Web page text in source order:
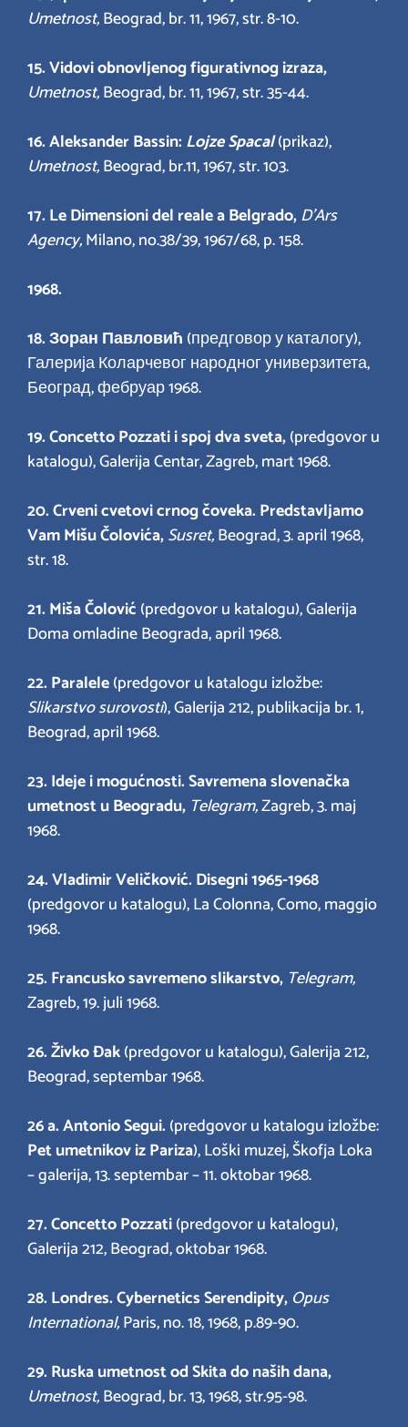
Umetnost,Beograd, br. 11, 1967, str. 8-10.
15. Vidovi obnovljenog figurativnog izraza,
Umetnost,Beograd, br. 11, 1967, str. 35-44.
16. Aleksander Bassin: Lojze Spacal(prikaz),
Umetnost,Beograd, br.11, 1967, str. 103.
17. Le Dimensioni del reale a Belgrado,D’Ars
Agency,Milano, no.38/39, 1967/68, p. 158.
1968.
18.Зоран Павловић (предговор у каталогу),
Галерија Коларчевог народног универзитета,
Београд, фебруар 1968.
19. Concetto Pozzati i spoj dva sveta,(predgovor u
katalogu), Galerija Centar, Zagreb, mart 1968.
20.Crveni cvetovi crnog čoveka. Predstavljamo
Vam Mišu Čolovića,Susret,Beograd, 3. april 1968,
str. 18.
21. Miša Čolović (predgovor u katalogu), Galerija
Doma omladine Beograda, april 1968.
22. Paralele(predgovor u katalogu izložbe:
Slikarstvo surovosti), Galerija 212, publikacija br. 1,
Beograd, april 1968.
23. Ideje i mogućnosti. Savremena slovenačka
umetnost u Beogradu, Telegram,Zagreb, 3. maj
1968.
24.Vladimir Veličković. Disegni 1965-1968
(predgovor u katalogu), La Colonna, Como, maggio
1968.
25. Francusko savremeno slikarstvo, Telegram,
Zagreb, 19. juli 1968.
26.Živko Đak(predgovor u katalogu), Galerija 212,
Beograd, septembar 1968.
26 a. Antonio Segui. (predgovor u katalogu izložbe:
Pet umetnikov iz Pariza), Loški muzej, Škofja Loka
– galerija, 13. septembar – 11. oktobar 1968.
27. Concetto Pozzati(predgovor u katalogu),
Galerija 212, Beograd, oktobar 1968.
28. Londres. Cybernetics Serendipity, Opus
International,Paris, no. 18, 1968, p.89-90.
29. Ruska umetnost od Skita do naših dana,
Umetnost,Beograd, br. 13, 1968, str.95-98.